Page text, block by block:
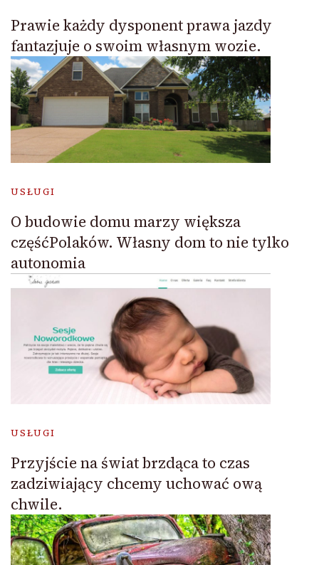
Prawie każdy dysponent prawa jazdy
fantazjuje o swoim własnym wozie.
USŁUGI
O budowie domu marzy większa
częśćPolaków. Własny dom to nie tylko
autonomia
USŁUGI
Przyjście na świat brzdąca to czas
zadziwiający chcemy uchować ową
chwile.